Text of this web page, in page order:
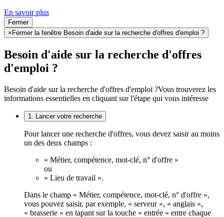
En savoir plus
Fermer
× Fermer la fenêtre Besoin d'aide sur la recherche d'offres d'emploi ?
Besoin d'aide sur la recherche d'offres
d'emploi ?
Besoin d'aide sur la recherche d'offres d'emploi ?Vous trouverez les
informations essentielles en cliquant sur l'étape qui vous intéresse
1. Lancer votre recherche
Pour lancer une recherche d'offres, vous devez saisir au moins
un des deux champs :
« Métier, compétence, mot-clé, n° d'offre »
ou
« Lieu de travail ».
Dans le champ « Métier, compétence, mot-clé, n° d'offre »,
vous pouvez saisir, par exemple, « serveur », « anglais »,
« brasserie » en tapant sur la touche « entrée » entre chaque